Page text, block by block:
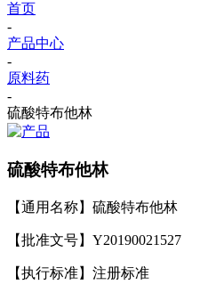
首页
-
产品中心
-
原料药
-
硫酸特布他林
硫酸特布他林
【通用名称】硫酸特布他林
【批准文号】Y20190021527
【执行标准】注册标准